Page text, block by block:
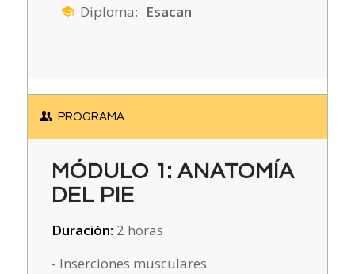
Diploma: Esacan
PROGRAMA
MÓDULO 1: ANATOMÍA
DEL PIE
Duración: 2 horas
- Inserciones musculares